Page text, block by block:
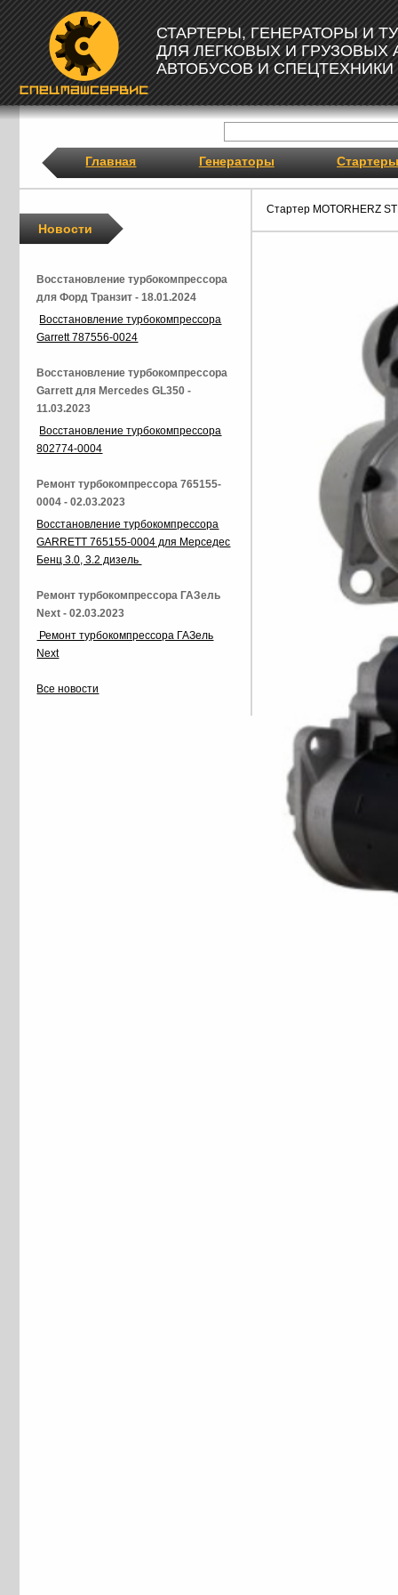
СТАРТЕРЫ, ГЕНЕРАТОРЫ И
ДЛЯ ЛЕГКОВЫХ И ГРУЗОВЫХ
АВТОБУСОВ И СПЕЦТЕХНИКИ
Главная Генераторы Стартеры
Стартер MOTORHERZ
Новости
Восстановление турбокомпрессора
для Форд Транзит - 18.01.2024
Восстановление турбокомпрессора
Garrett 787556-0024
Восстановление турбокомпрессора
Garrett для Mercedes GL350 -
11.03.2023
Восстановление турбокомпрессора
802774-0004
Ремонт турбокомпрессора 765155-
0004 - 02.03.2023
Восстановление турбокомпрессора
GARRETT 765155-0004 для Мерседес
Бенц 3.0, 3.2 дизель
Ремонт турбокомпрессора ГАЗель
Next - 02.03.2023
Ремонт турбокомпрессора ГАЗель
Next
Все новости